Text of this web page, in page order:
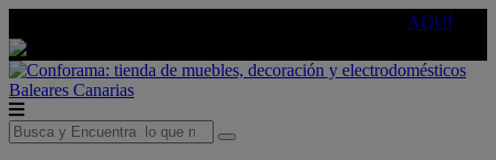
AQUÍ
Baleares Canarias